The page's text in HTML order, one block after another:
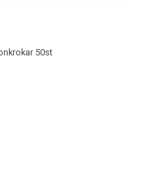
50st